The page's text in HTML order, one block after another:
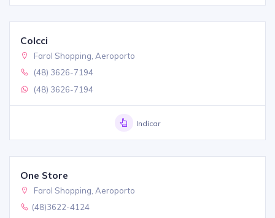
Colcci
Farol Shopping, Aeroporto
(48) 3626-7194
(48) 3626-7194
Indicar
One Store
Farol Shopping, Aeroporto
(48)3622-4124